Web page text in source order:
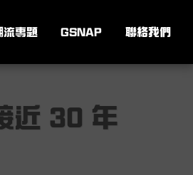
流專題 GSNAP 聯絡我們
近 30 年